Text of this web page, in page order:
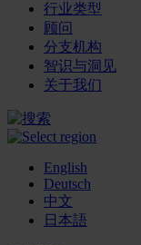
行业类型
顾问
分支机构
智识与洞见
关于我们
English
Deutsch
中文
日本語